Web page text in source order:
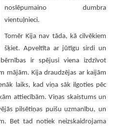
dzejdariem
(2018)
pavasari
UN PASĀKUMI
BIBLIOTĒKA
noslēpumaino dumbra
vientuļnieci.
Tomēr Kija nav tāda, kā cilvēkiem
šķiet. Apveltīta ar jūtīgu sirdi un
ir spējusi viena izdzīvot
mājām. Kija draudzējas ar kaijām
laiks, kad viņa sāk ilgoties pēc
attiecībām. Viņas skaistums un
pilsētiņas puišu uzmanību, un
Bet tad notiek neizskaidrojama